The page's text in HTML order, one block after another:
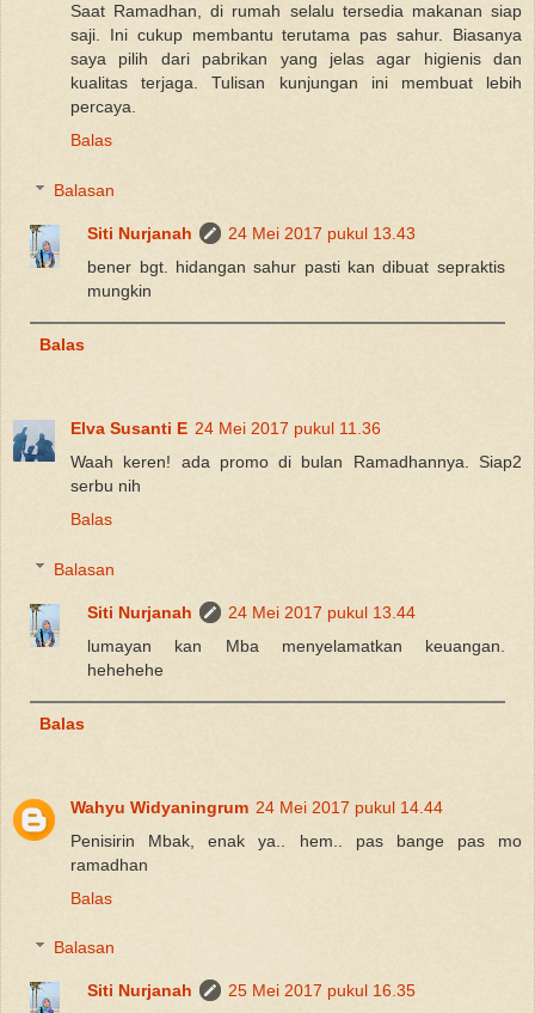
Saat Ramadhan, di rumah selalu tersedia makanan siap
saji. Ini cukup membantu terutama pas sahur. Biasanya
saya pilih dari pabrikan yang jelas agar higienis dan
kualitas terjaga. Tulisan kunjungan ini membuat lebih
percaya.
Balas
Balasan
Siti Nurjanah
24 Mei 2017 pukul 13.43
bener bgt. hidangan sahur pasti kan dibuat sepraktis
mungkin
Balas
Elva Susanti E 24 Mei 2017 pukul 11.36
Waah keren! ada promo di bulan Ramadhannya. Siap2
serbu nih
Balas
Balasan
Siti Nurjanah
24 Mei 2017 pukul 13.44
lumayan kan Mba menyelamatkan keuangan.
hehehehe
Balas
Wahyu Widyaningrum 24 Mei 2017 pukul 14.44
Penisirin Mbak, enak ya.. hem.. pas bange pas mo
ramadhan
Balas
Balasan
Siti Nurjanah
25 Mei 2017 pukul 16.35